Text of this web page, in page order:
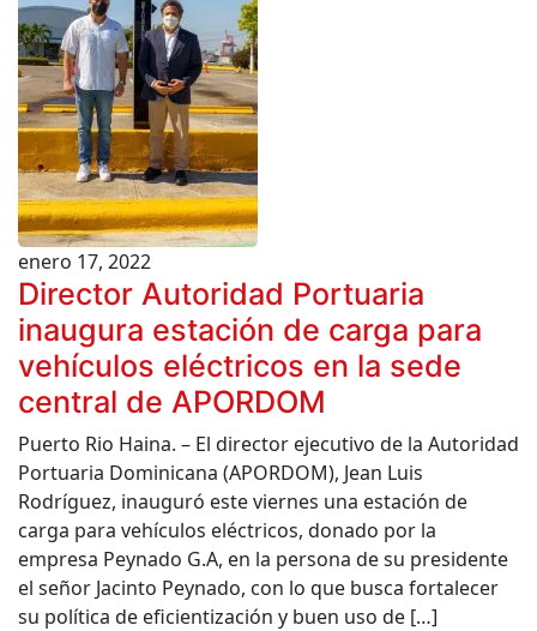
enero 17, 2022
Director Autoridad Portuaria
inaugura estación de carga para
vehículos eléctricos en la sede
central de APORDOM
Puerto Rio Haina. – El director ejecutivo de la Autoridad
Portuaria Dominicana (APORDOM), Jean Luis
Rodríguez, inauguró este viernes una estación de
carga para vehículos eléctricos, donado por la
empresa Peynado G.A, en la persona de su presidente
el señor Jacinto Peynado, con lo que busca fortalecer
su política de eficientización y buen uso de […]